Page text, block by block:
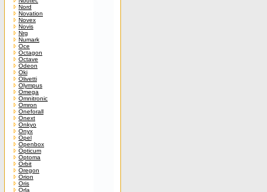
Nord
Novation
Novex
Novis
Nrg
Numark
Oce
Octagon
Octave
Odeon
Oki
Olivetti
Olympus
Omega
Omnitronic
Omron
Oneforall
Onext
Onkyo
Onyx
Opel
Openbox
Opticum
Optoma
Orbit
Oregon
Orion
Oris
Orla